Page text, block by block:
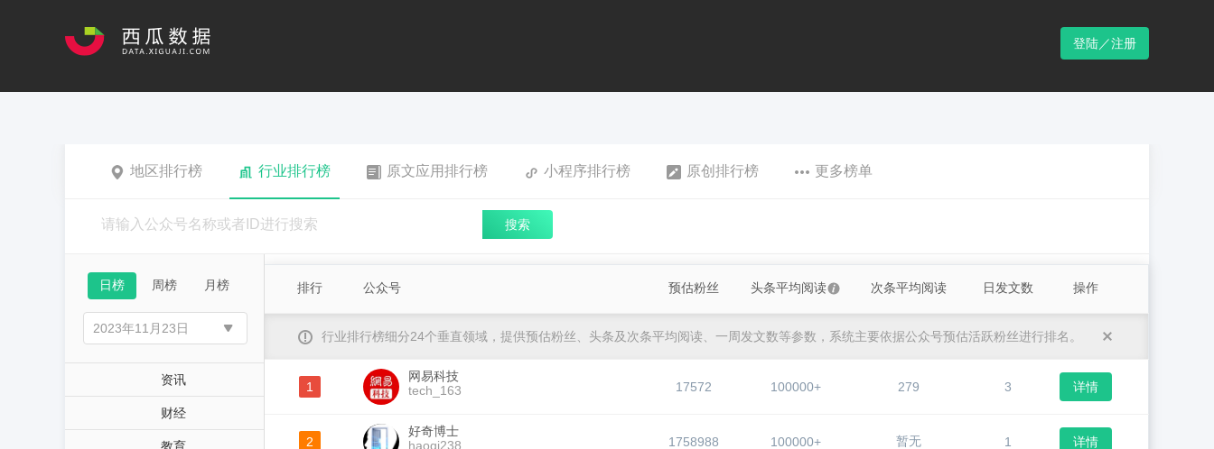
登陆／注册
地区排行榜 行业排行榜 原文应用排行榜 小程序排行榜 原创排行榜 更多榜单
搜索
日榜 周榜 月榜
资讯
财经
排行 公众号 预估粉丝 头条平均阅读 次条平均阅读 日发文数 操作
行业排行榜细分24个垂直领域，提供预估粉丝、头条及次条平均阅读、一周发文数等参数，系统主要依据公众号预估活跃粉丝进行排名。
1
网易科技
tech_163
17572 100000+ 279 3 详情
2
好奇博士
haoqi238
1758988 100000+ 暂无 1 详情